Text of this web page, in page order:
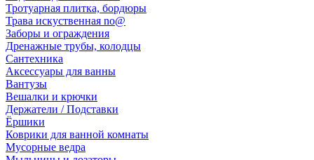
Тротуарная плитка, бордюры
Трава искуственная no@
Заборы и ограждения
Дренажные трубы, колодцы
Сантехника
Аксессуары для ванны
Вантузы
Вешалки и крючки
Держатели / Подставки
Ёршики
Коврики для ванной комнаты
Мусорные ведра